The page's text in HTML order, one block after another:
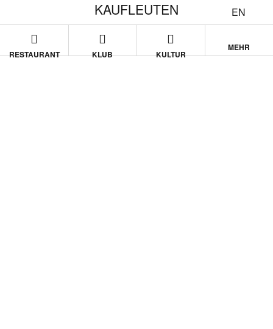
EN
KAUFLEUTEN
RESTAURANT KLUB KULTUR
MEHR